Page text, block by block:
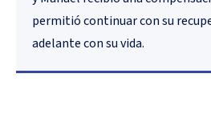
permitió continuar con su
adelante con su vida.